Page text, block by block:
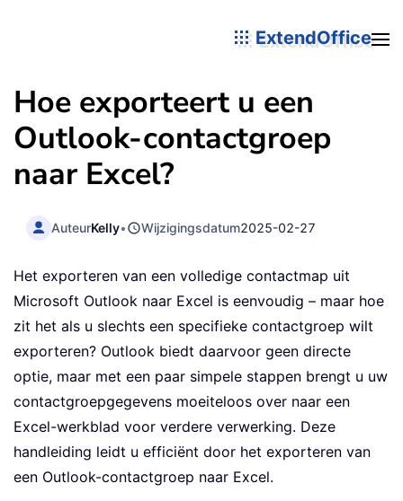
ExtendOffice
Hoe exporteert u een
Outlook-contactgroep
naar Excel?
AuteurKelly• Wijzigingsdatum2025-02-27
Het exporteren van een volledige contactmap uit
Microsoft Outlook naar Excel is eenvoudig – maar hoe
zit het als u slechts een specifieke contactgroep wilt
exporteren? Outlook biedt daarvoor geen directe
optie, maar met een paar simpele stappen brengt u uw
contactgroepgegevens moeiteloos over naar een
Excel-werkblad voor verdere verwerking. Deze
handleiding leidt u efficiënt door het exporteren van
een Outlook-contactgroep naar Excel.